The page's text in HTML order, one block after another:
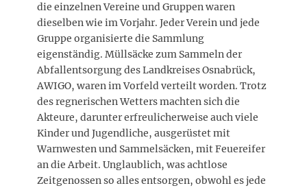
die einzelnen Vereine und Gruppen waren
dieselben wie im Vorjahr. Jeder Verein und jede
Gruppe organisierte die Sammlung
eigenständig. Müllsäcke zum Sammeln der
Abfallentsorgung des Landkreises Osnabrück,
AWIGO, waren im Vorfeld verteilt worden. Trotz
des regnerischen Wetters machten sich die
Akteure, darunter erfreulicherweise auch viele
Kinder und Jugendliche, ausgerüstet mit
Warnwesten und Sammelsäcken, mit Feuereifer
an die Arbeit. Unglaublich, was achtlose
Zeitgenossen so alles entsorgen, obwohl es jede